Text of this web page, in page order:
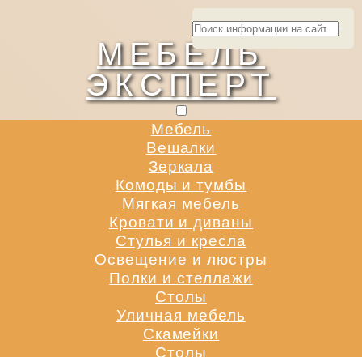
МЕБЕЛЬ
ЭКСПЕРТ
Мебель
Вешалки
Зеркала
Комоды и тумбы
Мягкая мебель
Кровати и диваны
Стулья и кресла
Освещение и люстры
Полки и стеллажи
Столы
Уличная мебель
Скамейки
Столы